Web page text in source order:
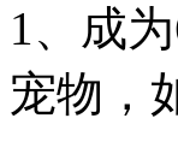
1、成
宠物，